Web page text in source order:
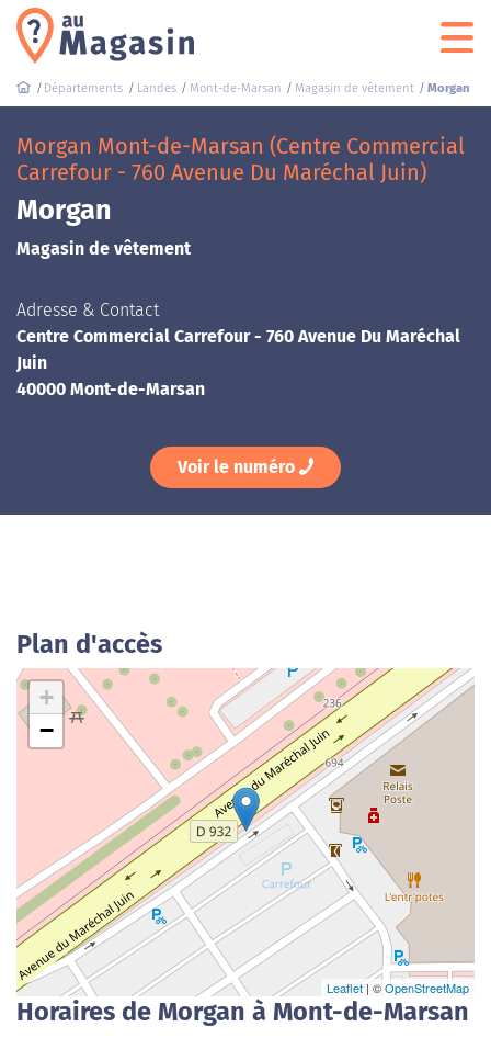
Départements Landes Mont-de-Marsan Magasin de vêtement Morgan
Morgan Mont-de-Marsan (Centre Commercial
Carrefour - 760 Avenue Du Maréchal Juin)
Morgan
Magasin de vêtement
Adresse & Contact
Centre Commercial Carrefour - 760 Avenue Du Maréchal
Juin
40000 Mont-de-Marsan
Voir le numéro
Plan d'accès
+
−
Leaflet | ©OpenStreetMap
Horaires de Morgan à Mont-de-Marsan